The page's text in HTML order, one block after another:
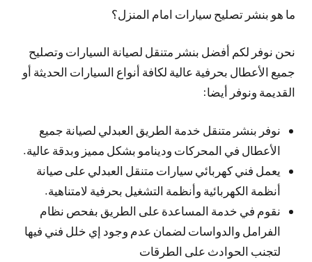
ما هو بنشر تصليح سيارات امام المنزل؟
نحن نوفر لكم أفضل بنشر متنقل لصيانة السيارات وتصليح
جميع الأعطال بحرفية عالية لكافة أنواع السيارات الحديثة أو
القديمة ونوفر أيضا:
نوفر بنشر متنقل خدمة الطريق العبدلي لصيانة جميع
الأعطال في المحركات ودينامو بشكل مميز وبدقة عالية.
يعمل فني كهربائي سيارات متنقل العبدلي على صيانة
أنظمة الكهربائية وأنظمة التشغيل بحرفية لامتناهية.
نقوم في خدمة المساعدة على الطريق بفحص نظام
الفرامل والدواسات لضمان عدم وجود إي خلل فني فيها
لتجنب الحوادث على الطرقات